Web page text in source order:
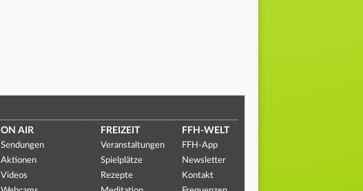
ON AIR
Sendungen
Aktionen
Videos
FREIZEIT
Veranstaltungen
Spielplätze
Rezepte
FFH-WELT
FFH-App
Newsletter
Kontakt